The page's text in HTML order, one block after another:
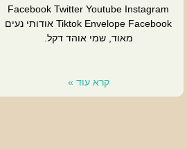
Facebook Twitter Youtube Instagram
Tiktok Envelope Facebook אודותי נעים
מאוד, שמי אוהד דקל.
קרא עוד »